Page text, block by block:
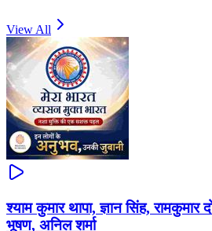
View All
श्याम कुमार थापा, ज्ञान सिंह, रामकुमार
भूषण, अनिल शर्मा